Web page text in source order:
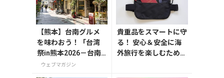
【熊本】台南グルメ
を味わおう！「台湾
祭in熊本2026－台南
ランタン祭－」が8月
ウェブマガジン
貴重品をスマートに守
る！ 安心＆安全に海
外旅行を楽しむための